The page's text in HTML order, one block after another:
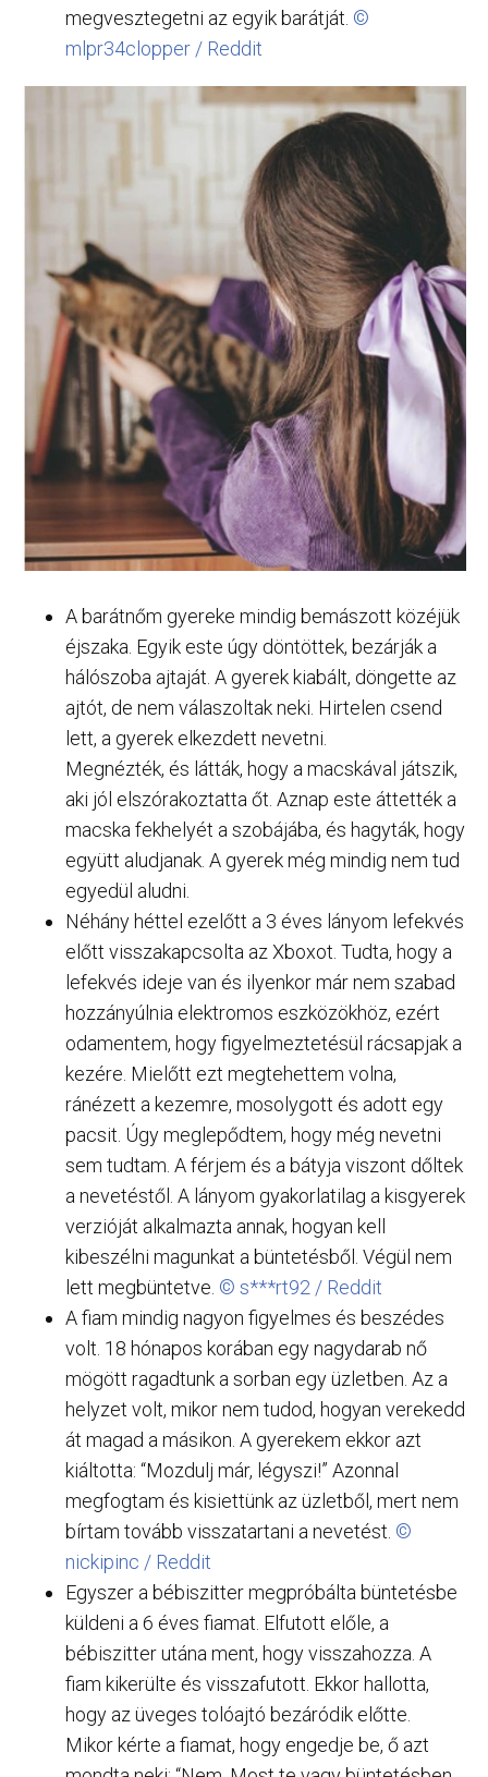
megvesztegetni az egyik barátját. ©
mlpr34clopper / Reddit
A barátnőm gyereke mindig bemászott közéjük
éjszaka. Egyik este úgy döntöttek, bezárják a
hálószoba ajtaját. A gyerek kiabált, döngette az
ajtót, de nem válaszoltak neki. Hirtelen csend
lett, a gyerek elkezdett nevetni.
Megnézték, és látták, hogy a macskával játszik,
aki jól elszórakoztatta őt. Aznap este áttették a
macska fekhelyét a szobájába, és hagyták, hogy
együtt aludjanak. A gyerek még mindig nem tud
egyedül aludni.
Néhány héttel ezelőtt a 3 éves lányom lefekvés
előtt visszakapcsolta az Xboxot. Tudta, hogy a
lefekvés ideje van és ilyenkor már nem szabad
hozzányúlnia elektromos eszközökhöz, ezért
odamentem, hogy figyelmeztetésül rácsapjak a
kezére. Mielőtt ezt megtehettem volna,
ránézett a kezemre, mosolygott és adott egy
pacsit. Úgy meglepődtem, hogy még nevetni
sem tudtam. A férjem és a bátyja viszont dőltek
a nevetéstől. A lányom gyakorlatilag a kisgyerek
verzióját alkalmazta annak, hogyan kell
kibeszélni magunkat a büntetésből. Végül nem
lett megbüntetve. © s***rt92 / Reddit
A fiam mindig nagyon figyelmes és beszédes
volt. 18 hónapos korában egy nagydarab nő
mögött ragadtunk a sorban egy üzletben. Az a
helyzet volt, mikor nem tudod, hogyan verekedd
át magad a másikon. A gyerekem ekkor azt
kiáltotta: “Mozdulj már, légyszi!” Azonnal
megfogtam és kisiettünk az üzletből, mert nem
bírtam tovább visszatartani a nevetést. ©
nickipinc / Reddit
Egyszer a bébiszitter megpróbálta büntetésbe
küldeni a 6 éves fiamat. Elfutott előle, a
bébiszitter utána ment, hogy visszahozza. A
fiam kikerülte és visszafutott. Ekkor hallotta,
hogy az üveges tolóajtó bezáródik előtte.
Mikor kérte a fiamat, hogy engedje be, ő azt